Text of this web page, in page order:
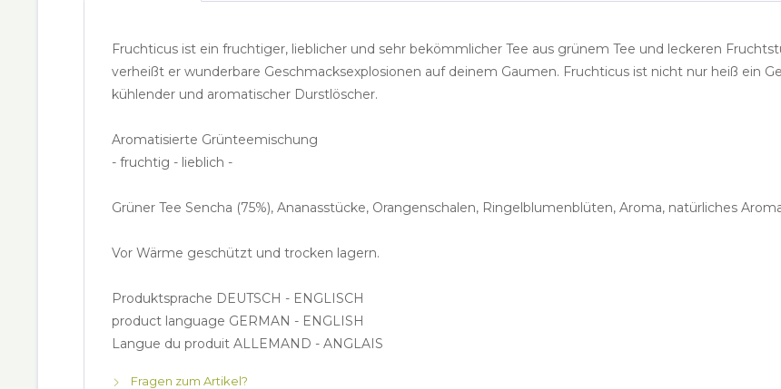
Fruchticus ist ein fruchtiger, lieblicher und sehr bekömmlicher Tee aus grünem Tee und leckeren
verheißt er wunderbare Geschmacksexplosionen auf deinem Gaumen. Fruchticus ist nicht nur heiß ein
kühlender und aromatischer Durstlöscher.
Aromatisierte Grünteemischung
- fruchtig - lieblich -
Grüner Tee Sencha (75%), Ananasstücke, Orangenschalen, Ringelblumenblüten, Aroma, natürliches
Vor Wärme geschützt und trocken lagern.
Produktsprache DEUTSCH - ENGLISCH
product language GERMAN - ENGLISH
Langue du produit ALLEMAND - ANGLAIS
Fragen zum Artikel?